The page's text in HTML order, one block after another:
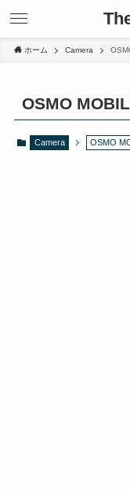
ホーム Camera
OSMO
Camera OSMO